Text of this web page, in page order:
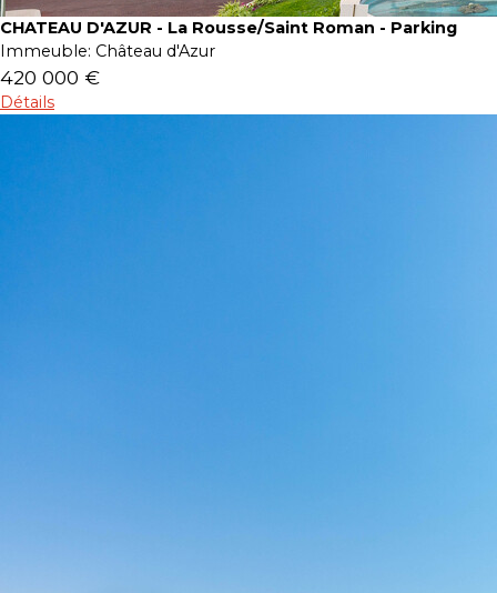
CHATEAU D'AZUR - La Rousse/Saint Roman - Parking
Immeuble: Château d'Azur
420 000 €
Détails